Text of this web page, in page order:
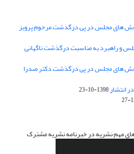
های مجلس در پی درگذشت مرحوم پرویز
و راهبرد به مناسبت درگذشت ناگهانی
های مجلس در پی درگذشت دکتر صدرا
انتشار1398-10-23
های مهم نشریه در خبرنامه نشریه مشترک